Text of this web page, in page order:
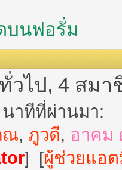
บนฟอรั่ม
วไป, 4 สมา
นาทีที่ผ่านมา:
ณ, ภูวดี, อาคม
] [ผู้ช่วยแอ